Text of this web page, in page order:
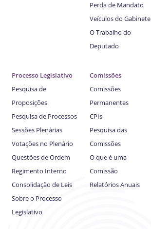
Perda de Mandato
Veículos do Gabinete
O Trabalho do
Deputado
Processo Legislativo
Pesquisa de
Proposições
Pesquisa de Processos
Sessões Plenárias
Votações no Plenário
Questões de Ordem
Regimento Interno
Consolidação de Leis
Sobre o Processo
Legislativo
Comissões
Comissões
Permanentes
CPIs
Pesquisa das
Comissões
O que é uma
Comissão
Relatórios Anuais